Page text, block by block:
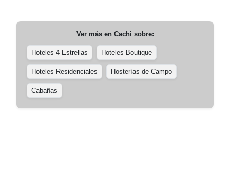
Ver más en Cachi sobre:
Hoteles 4 Estrellas Hoteles Boutique
Hoteles Residenciales Hosterías de Campo
Cabañas